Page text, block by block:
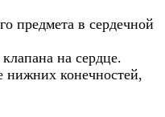
предмета в сердечной
на сердце.
нижних конечностей,